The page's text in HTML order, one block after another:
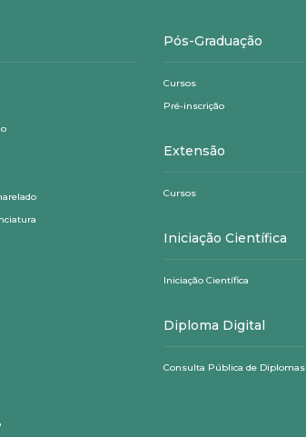
Pós-Graduação
Cursos
Pré-inscrição
Extensão
Cursos
Iniciação Científica
Iniciação Científica
Diploma Digital
Consulta Pública de Diplomas